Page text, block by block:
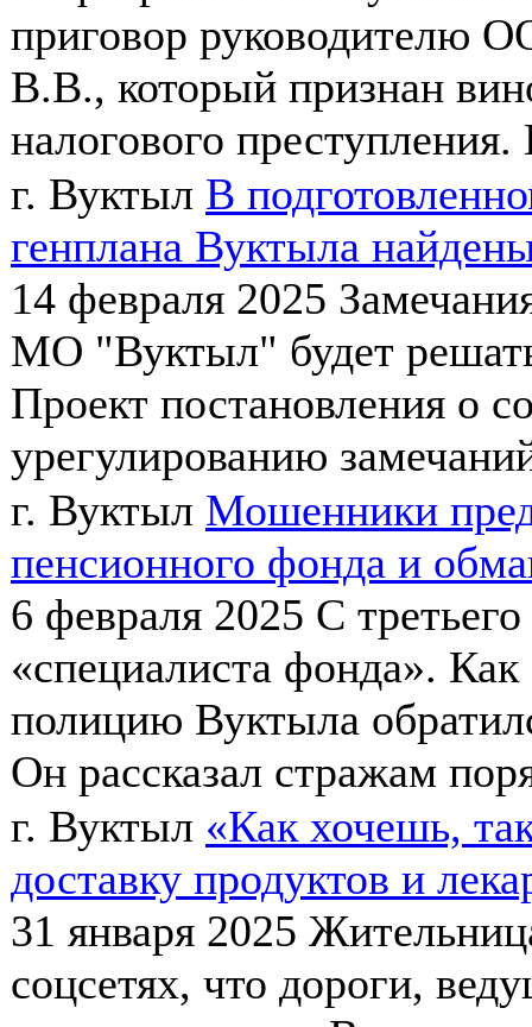
приговор руководителю
В.В., который признан
налогового
г. Вуктыл В
генплана Вуктыла
14 февраля 2025
МО "Вуктыл" будет решать
Проект постановления о
урегулированию
г. Вуктыл Мошенники
пенсионного фонда и
6 февраля 2025 С
«специалиста фонда».
полицию Вуктыла
Он рассказал стражам
г. Вуктыл «Как хочешь,
доставку продуктов и
31 января 2025
соцсетях, что дороги,